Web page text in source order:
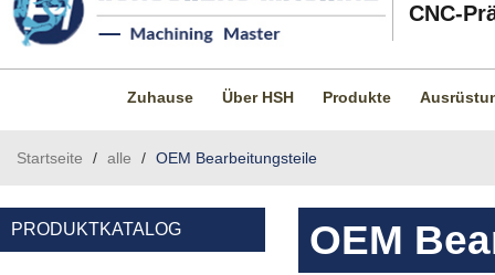
CNC-
Zuhause Über HSH Produkte
Startseite / alle / OEM Bearbeitungsteile
PRODUKTKATALOG OEM